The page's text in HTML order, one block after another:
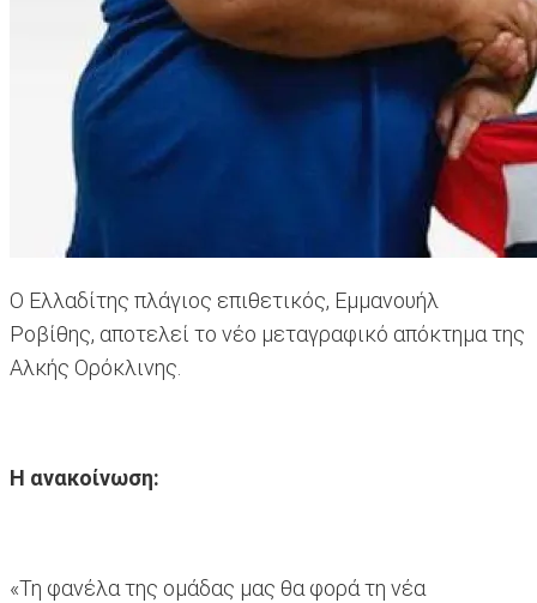
Ο Ελλαδίτης πλάγιος επιθετικός, Εμμανουήλ
Ροβίθης, αποτελεί το νέο μεταγραφικό απόκτημα της
Αλκής Ορόκλινης.
Η ανακοίνωση:
«Τη φανέλα της ομάδας μας θα φορά τη νέα